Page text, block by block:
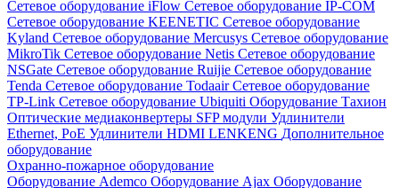
Сетевое оборудование iFlow Сетевое оборудование IP-COM
Сетевое оборудование KEENETIC Сетевое оборудование
Kyland Сетевое оборудование Mercusys Сетевое оборудование
MikroTik Сетевое оборудование Netis Сетевое оборудование
NSGate Сетевое оборудование Ruijie Сетевое оборудование
Tenda Сетевое оборудование TodaairСетевое оборудование
TP-Link Сетевое оборудование Ubiquiti Оборудование Тахион
Оптические медиаконвертеры SFP модули Удлинители
Ethernet, PoE Удлинители HDMI LENKENG Дополнительное
оборудование
Охранно-пожарное оборудование
Оборудование Ademco Оборудование Ajax Оборудование